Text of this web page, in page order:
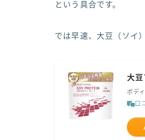
という具合です。
では早速、大豆（ソイ
大
ボデ
口